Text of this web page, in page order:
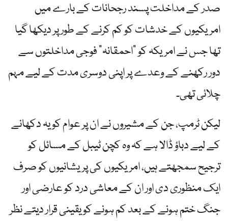
صدر کے مداخلت پسند رجحانات کے بارے میں
امریکیوں کے خدشات کو کم کرنے کے طور پر دیکھا گیا
تھا جس نے امریکہ کو "احمقانہ” فوجی مداخلتوں سے
دور رکھنے کے وعدے پر اپنی دوسری مدت کے لیے مہم
چلائی تھی۔
لیکن ٹرمپ، جن کے مشیروں نے ان پر عوام کو یہ دکھانے
کے لیے دباؤ ڈالا ہے کہ وہ کچن ٹیبل کے مسائل کو
ترجیح سمجھتے ہیں، امریکیوں کی پریشانیوں کو صرف
ایک منظوری دی اور ان کے معاشی درد کو عارضی اور
جنگ ختم ہونے کے بعد کم ہونے کو یقینی قرار دیتے نظر